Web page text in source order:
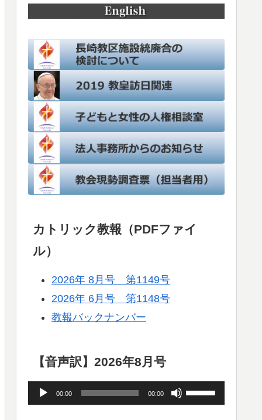
カトリック教報（PDFファイ
ル）
2026年 8月号 第1149号
2026年 6月号 第1148号
教報バックナンバー
【音声訳】2026年8月号
声
00:00 00:00
ボ
リ